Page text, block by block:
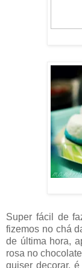
Super fácil de
fizemos no chá
de última hora,
rosa no
quiser decorar,